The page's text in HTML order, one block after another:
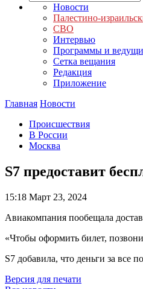
Новости
Палестино-
СВО
Интервью
Программы и
Сетка вещания
Редакция
Приложение
Главная Новости
Происшествия
В России
Москва
S7 предоставит
15:18 Март 23, 2024
Авиакомпания пообещала
«Чтобы оформить билет,
S7 добавила, что деньги за все
Версия для печати